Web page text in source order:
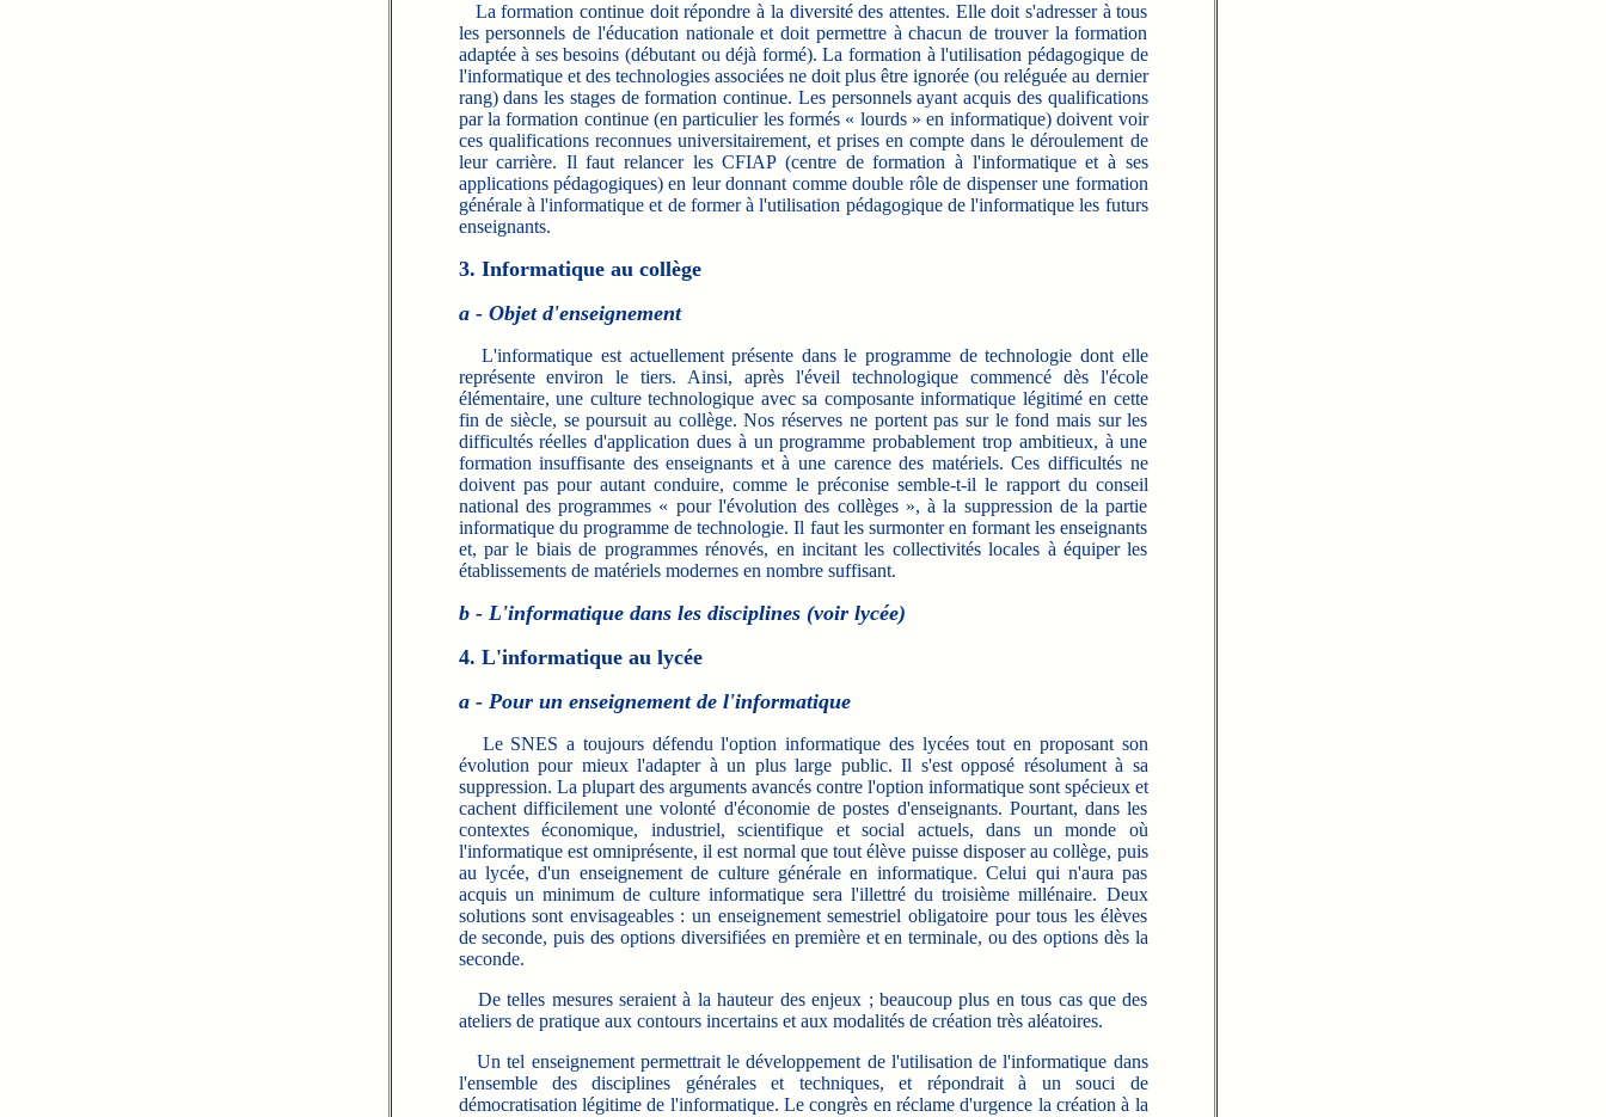
La formation continue doit répondre à la diversité des attentes. Elle doit s'adresser à tous
les personnels de l'éducation nationale et doit permettre à chacun de trouver la formation
adaptée à ses besoins (débutant ou déjà formé). La formation à l'utilisation pédagogique de
l'informatique et des technologies associées ne doit plus être ignorée (ou reléguée au dernier
rang) dans les stages de formation continue. Les personnels ayant acquis des qualifications
par la formation continue (en particulier les formés « lourds » en informatique) doivent voir
ces qualifications reconnues universitairement, et prises en compte dans le déroulement de
leur carrière. Il faut relancer les CFIAP (centre de formation à l'informatique et à ses
applications pédagogiques) en leur donnant comme double rôle de dispenser une formation
générale à l'informatique et de former à l'utilisation pédagogique de l'informatique les futurs
enseignants.
3. Informatique au collège
a - Objet d'enseignement
L'informatique est actuellement présente dans le programme de technologie dont elle
représente environ le tiers. Ainsi, après l'éveil technologique commencé dès l'école
élémentaire, une culture technologique avec sa composante informatique légitimé en cette
fin de siècle, se poursuit au collège. Nos réserves ne portent pas sur le fond mais sur les
difficultés réelles d'application dues à un programme probablement trop ambitieux, à une
formation insuffisante des enseignants et à une carence des matériels. Ces difficultés ne
doivent pas pour autant conduire, comme le préconise semble-t-il le rapport du conseil
national des programmes « pour l'évolution des collèges », à la suppression de la partie
informatique du programme de technologie. Il faut les surmonter en formant les enseignants
et, par le biais de programmes rénovés, en incitant les collectivités locales à équiper les
établissements de matériels modernes en nombre suffisant.
b - L'informatique dans les disciplines (voir lycée)
4. L'informatique au lycée
a - Pour un enseignement de l'informatique
Le SNES a toujours défendu l'option informatique des lycées tout en proposant son
évolution pour mieux l'adapter à un plus large public. Il s'est opposé résolument à sa
suppression. La plupart des arguments avancés contre l'option informatique sont spécieux et
cachent difficilement une volonté d'économie de postes d'enseignants. Pourtant, dans les
contextes économique, industriel, scientifique et social actuels, dans un monde où
l'informatique est omniprésente, il est normal que tout élève puisse disposer au collège, puis
au lycée, d'un enseignement de culture générale en informatique. Celui qui n'aura pas
acquis un minimum de culture informatique sera l'illettré du troisième millénaire. Deux
solutions sont envisageables : un enseignement semestriel obligatoire pour tous les élèves
de seconde, puis des options diversifiées en première et en terminale, ou des options dès la
seconde.
De telles mesures seraient à la hauteur des enjeux ; beaucoup plus en tous cas que des
ateliers de pratique aux contours incertains et aux modalités de création très aléatoires.
Un tel enseignement permettrait le développement de l'utilisation de l'informatique dans
l'ensemble des disciplines générales et techniques, et répondrait à un souci de
démocratisation légitime de l'informatique. Le congrès en réclame d'urgence la création à la